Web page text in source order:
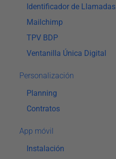
Identificador de Llamadas
Mailchimp
TPV BDP
Ventanilla Única Digital
Personalización
Planning
Contratos
App móvil
Instalación